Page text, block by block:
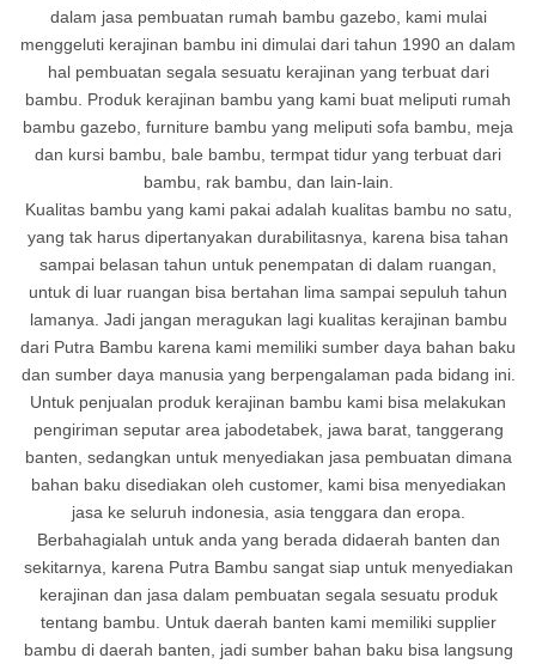
dalam jasa pembuatan rumah bambu gazebo, kami mulai
menggeluti kerajinan bambu ini dimulai dari tahun 1990 an dalam
hal pembuatan segala sesuatu kerajinan yang terbuat dari
bambu. Produk kerajinan bambu yang kami buat meliputi rumah
bambu gazebo, furniture bambu yang meliputi sofa bambu, meja
dan kursi bambu, bale bambu, termpat tidur yang terbuat dari
bambu, rak bambu, dan lain-lain.
Kualitas bambu yang kami pakai adalah kualitas bambu no satu,
yang tak harus dipertanyakan durabilitasnya, karena bisa tahan
sampai belasan tahun untuk penempatan di dalam ruangan,
untuk di luar ruangan bisa bertahan lima sampai sepuluh tahun
lamanya. Jadi jangan meragukan lagi kualitas kerajinan bambu
dari Putra Bambu karena kami memiliki sumber daya bahan baku
dan sumber daya manusia yang berpengalaman pada bidang ini.
Untuk penjualan produk kerajinan bambu kami bisa melakukan
pengiriman seputar area jabodetabek, jawa barat, tanggerang
banten, sedangkan untuk menyediakan jasa pembuatan dimana
bahan baku disediakan oleh customer, kami bisa menyediakan
jasa ke seluruh indonesia, asia tenggara dan eropa.
Berbahagialah untuk anda yang berada didaerah banten dan
sekitarnya, karena Putra Bambu sangat siap untuk menyediakan
kerajinan dan jasa dalam pembuatan segala sesuatu produk
tentang bambu. Untuk daerah banten kami memiliki supplier
bambu di daerah banten, jadi sumber bahan baku bisa langsung